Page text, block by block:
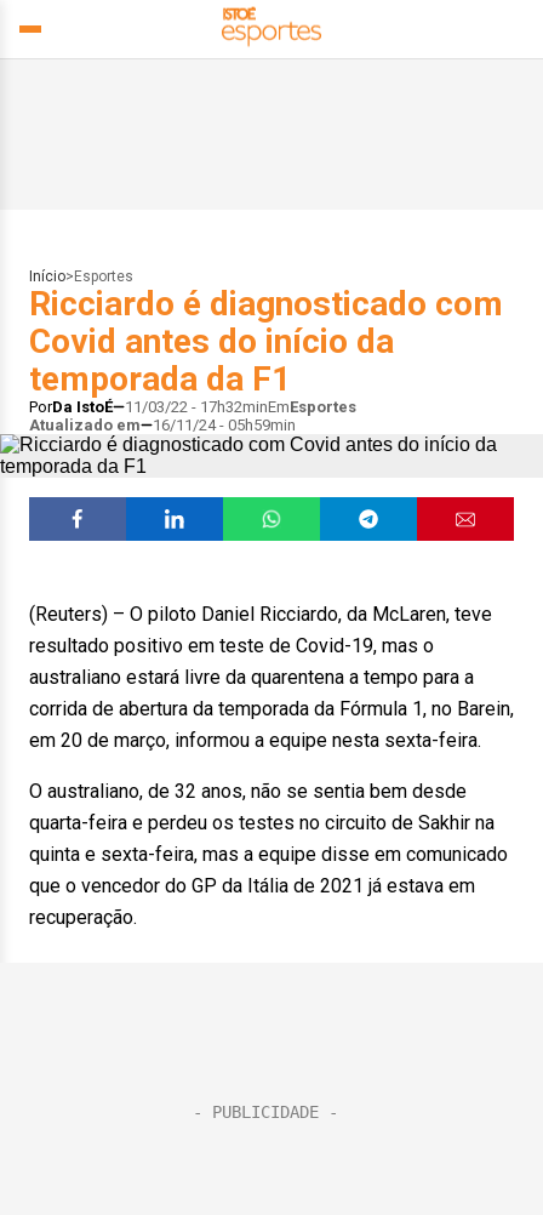
Início> Esportes
Ricciardo é diagnosticado com
Covid antes do início da
temporada da F1
PorDa IstoÉ 11/03/22 - 17h32minEmEsportes
Atualizado em
16/11/24 - 05h59min
(Reuters) – O piloto Daniel Ricciardo, da McLaren, teve
resultado positivo em teste de Covid-19, mas o
australiano estará livre da quarentena a tempo para a
corrida de abertura da temporada da Fórmula 1, no Barein,
em 20 de março, informou a equipe nesta sexta-feira.
O australiano, de 32 anos, não se sentia bem desde
quarta-feira e perdeu os testes no circuito de Sakhir na
quinta e sexta-feira, mas a equipe disse em comunicado
que o vencedor do GP da Itália de 2021 já estava em
recuperação.